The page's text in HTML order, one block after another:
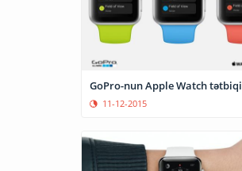
GoPro-nun Apple Watch tətbiqi
11-12-2015